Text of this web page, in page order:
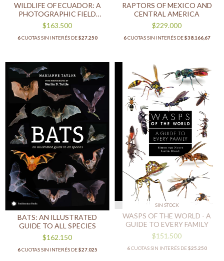
WILDLIFE OF ECUADOR: A
PHOTOGRAPHIC FIELD
GUIDE TO BIRDS, MAMMALS,
REPTILES, AND AMPHIBIANS
$163.500
6CUOTAS SIN INTERÉS DE$27.250
RAPTORS OF MEXICO AND
CENTRAL AMERICA
$229.000
6CUOTAS SIN INTERÉS DE$38.166,67
BATS: AN ILLUSTRATED
GUIDE TO ALL SPECIES
$162.150
6CUOTAS SIN INTERÉS DE$27.025
SIN STOCK
WASPS OF THE WORLD - A
GUIDE TO EVERY FAMILY
$151.500
6CUOTAS SIN INTERÉS DE$25.250